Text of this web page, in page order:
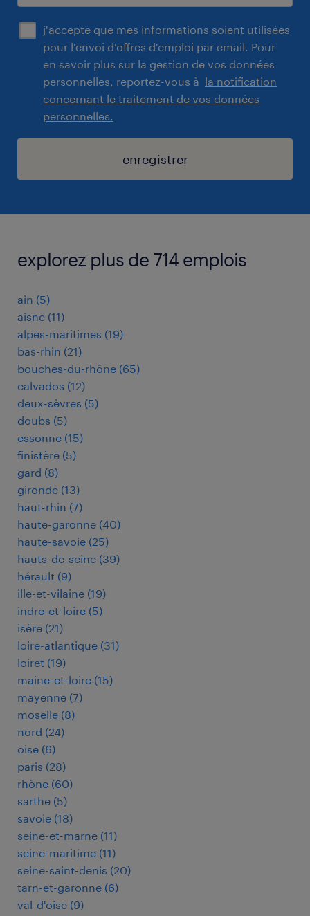
j'accepte que mes informations soient utilisées
pour l'envoi d'offres d'emploi par email. Pour
en savoir plus sur la gestion de vos données
personnelles, reportez-vous à la notification
concernant le traitement de vos données
personnelles.
enregistrer
explorez plus de 714 emplois
ain (5)
aisne (11)
alpes-maritimes (19)
bas-rhin (21)
bouches-du-rhône (65)
calvados (12)
deux-sèvres (5)
doubs (5)
essonne (15)
finistère (5)
gard (8)
gironde (13)
haut-rhin (7)
haute-garonne (40)
haute-savoie (25)
hauts-de-seine (39)
hérault (9)
ille-et-vilaine (19)
indre-et-loire (5)
isère (21)
loire-atlantique (31)
loiret (19)
maine-et-loire (15)
mayenne (7)
moselle (8)
nord (24)
oise (6)
paris (28)
rhône (60)
sarthe (5)
savoie (18)
seine-et-marne (11)
seine-maritime (11)
seine-saint-denis (20)
tarn-et-garonne (6)
val-d'oise (9)